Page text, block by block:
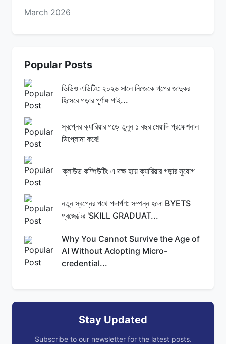
March 2026
Popular Posts
ভিডিও এডিটিং: ২০২৬ সালে নিজেকে গল্পের জাদুকর
হিসেবে গড়ার পূর্ণাঙ্গ গাই...
স্বপ্নের ক্যারিয়ার গড়ে তুলুন ১ বছর মেয়াদি প্রফেশনাল
ডিপ্লোমা করে!
ক্লাউড কম্পিউটিং এ দক্ষ হয়ে ক্যারিয়ার গড়ার সুযোগ
নতুন স্বপ্নের পথে পদার্পণ: সম্পন্ন হলো BYETS
প্রজেক্টের 'SKILL GRADUAT...
Why You Cannot Survive the Age of
AI Without Adopting Micro-
credential...
Stay Updated
Subscribe to our newsletter for the latest posts.